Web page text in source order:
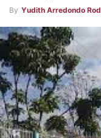
By Yudith Arredondo